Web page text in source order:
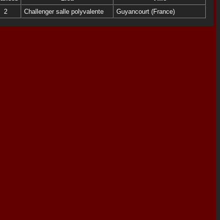
2 Challenger salle polyvalente Guyancourt (France)